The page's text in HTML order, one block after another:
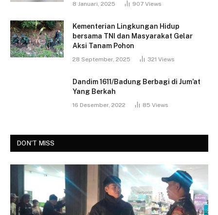
8 Januari, 2025 907 Views
Kementerian Lingkungan Hidup
bersama TNI dan Masyarakat Gelar
Aksi Tanam Pohon
28 September, 2025 321 Views
Dandim 1611/Badung Berbagi di Jum’at
Yang Berkah
16 Desember, 2022 85 Views
DON'T MISS